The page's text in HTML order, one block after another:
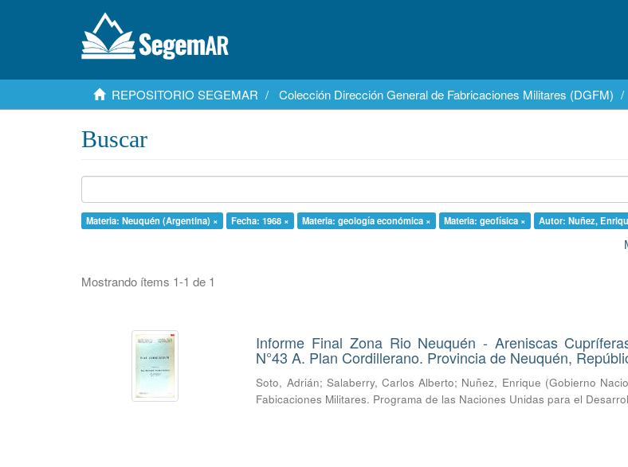
REPOSITORIO SEGEMAR Colección Dirección General de Fabricaciones Militares (DGFM)
Buscar
Materia: Neuquén (Argentina) × Fecha: 1968 × Materia: geología económica × Materia: geofísica × Autor: Nuñez,
Mostrando ítems 1-1 de 1
Informe Final Zona Rio Neuquén - Areniscas
N°43 A. Plan Cordillerano. Provincia de Neuquén,
Soto, Adrián; Salaberry, Carlos Alberto; Nuñez, Enrique (Gobierno
Fabicaciones Militares. Programa de las Naciones Unidas para el